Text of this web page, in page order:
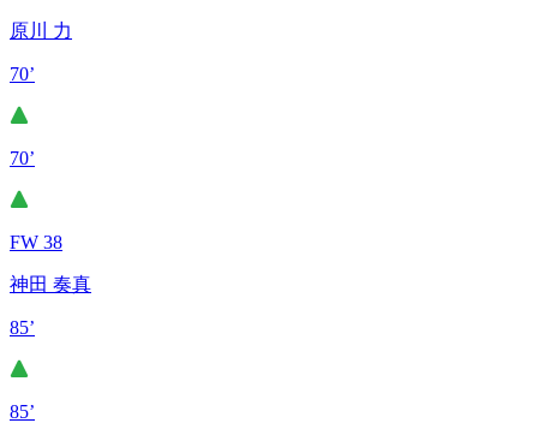
原川 力
70’
70’
FW 38
神田 奏真
85’
85’